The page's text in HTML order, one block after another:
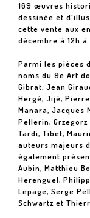
169 œuvres
dessinée et
cette vente aux
décembre à 12h
Parmi les pièces
noms du 9e Art
Gibrat, Jean
Hergé, Jijé,
Manara, Jacques
Pellerin,
Tardi, Tibet,
auteurs majeurs
également
Aubin, Matthieu
Herenguel,
Lepage, Serge
Schwartz et